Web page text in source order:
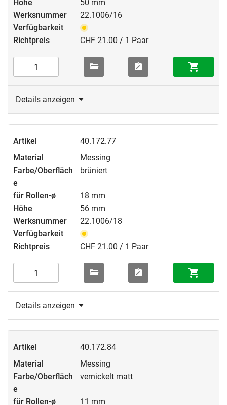
50 mm
22.1006/16
CHF 21.00 / 1 Paar
Details anzeigen
40.172.77
Messing
brüniert
18 mm
56 mm
22.1006/18
CHF 21.00 / 1 Paar
Details anzeigen
40.172.84
Messing
vernickelt matt
11 mm